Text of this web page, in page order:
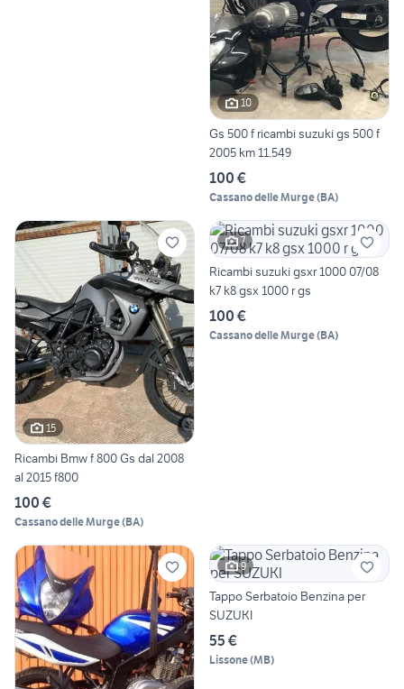
10
Gs 500 f ricambi suzuki gs 500 f
2005 km 11.549
100 €
Cassano delle Murge(BA)
15
Ricambi Bmw f 800 Gs dal 2008
al 2015 f800
100 €
Cassano delle Murge(BA)
7
Ricambi suzuki gsxr 1000 07/08
k7 k8 gsx 1000 r gs
100 €
Cassano delle Murge(BA)
9
Tappo Serbatoio Benzina per
SUZUKI
55 €
Lissone(MB)